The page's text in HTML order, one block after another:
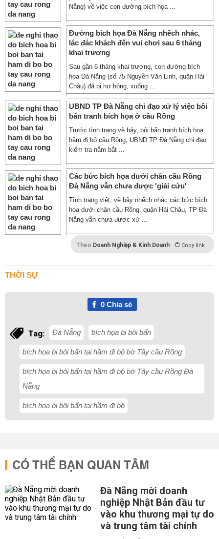
Nẵng) về việc con đường bích họa ...
Đường bích họa Đà Nẵng nhếch nhác,
lác đác khách đến vui chơi sau 6 tháng
khai trương
Sau gần 6 tháng khai trương, con đường bích
họa Đà Nẵng (số 75 Nguyễn Văn Linh, quận Hải
Châu) đã bị hư hỏng, xuống ...
UBND TP Đà Nẵng chỉ đạo xử lý việc bôi
bẩn tranh bích họa ở cầu Rồng
Trước tình trạng vẽ bậy, bôi bẩn tranh bích họa
hầm đi bộ cầu Rồng, UBND TP Đà Nẵng chỉ đạo
kiểm tra nắm bắt ...
Các bức bích họa dưới chân cầu Rồng
Đà Nẵng vẫn chưa được 'giải cứu'
Tình trạng viết, vẽ bậy nhếch nhác các bức bích
họa dưới chân cầu Rồng, quận Hải Châu, TP Đà
Nẵng vẫn chưa được xử ...
Theo Doanh Nghiệp & Kinh Doanh Copy link
THỜI SỰ
0Chia sẻ
Tag: Đà Nẵng bích họa bị bôi bẩn
bích họa bị bôi bẩn tại hầm đi bộ bờ Tây cầu Rồng
bích họa bị bôi bẩn tại hầm đi bộ bờ Tây cầu Rồng Đà
Nẵng
bích họa bị bôi bẩn tại hầm đi bộ
CÓ THỂ BẠN QUAN TÂM
Đà Nẵng mời doanh
nghiệp Nhật Bản đầu tư
vào khu thương mại tự do
và trung tâm tài chính